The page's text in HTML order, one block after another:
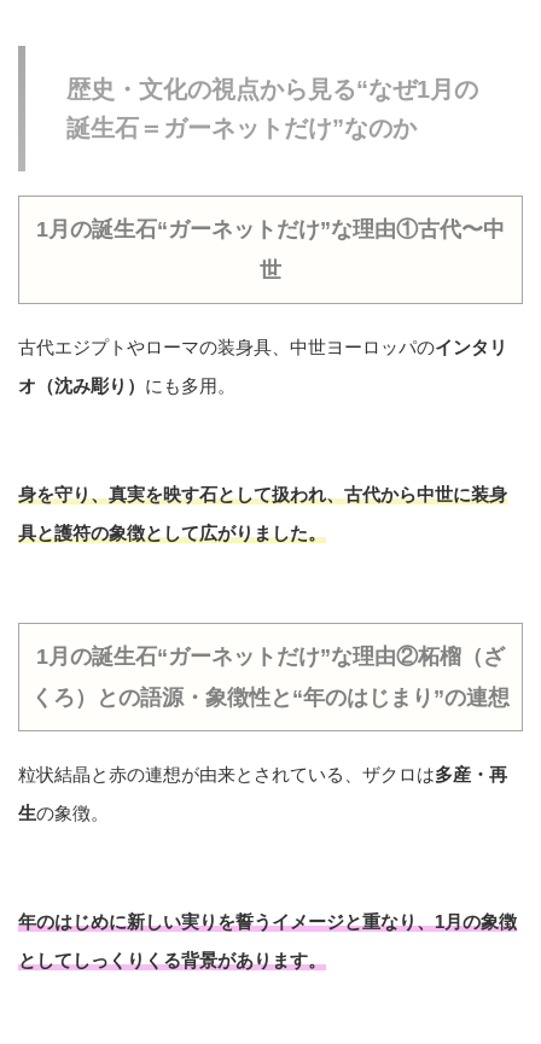
歴史・文化の視点から見る“なぜ1月の
誕生石＝ガーネットだけ”なのか
1月の誕生石“ガーネットだけ”な理由①古代〜中
世
古代エジプトやローマの装身具、中世ヨーロッパのインタリ
オ（沈み彫り） にも多用。
身を守り、真実を映す石として扱われ、古代から中世に装身
具と護符の象徴として広がりました。
1月の誕生石“ガーネットだけ”な理由②柘榴（ざ
くろ）との語源・象徴性と“年のはじまり”の連想
粒状結晶と赤の連想が由来とされている、ザクロは多産・再
生の象徴。
年のはじめに新しい実りを誓うイメージと重なり、1月の象徴
としてしっくりくる背景があります。